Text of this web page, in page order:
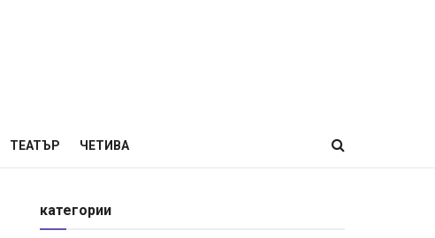
ТЕАТЪР ЧЕТИВА
категории